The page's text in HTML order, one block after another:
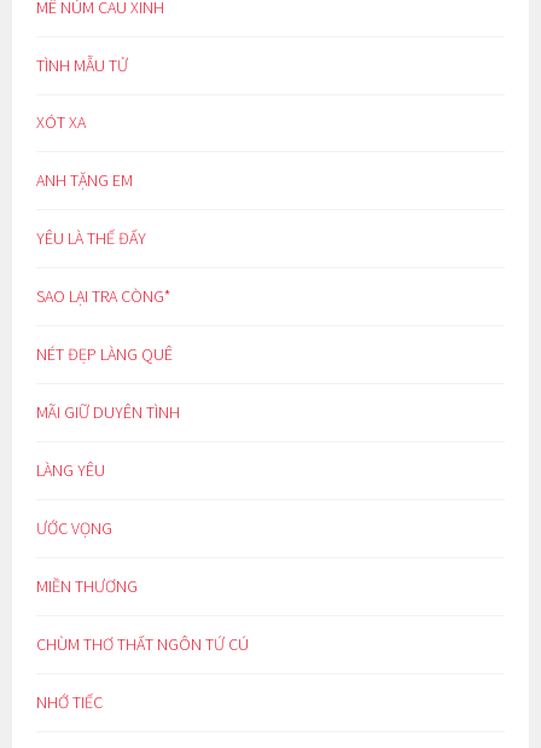
MÊ NÚM CAU XINH
TÌNH MẪU TỬ
XÓT XA
ANH TẶNG EM
YÊU LÀ THẾ ĐẤY
SAO LẠI TRA CÒNG*
NÉT ĐẸP LÀNG QUÊ
MÃI GIỮ DUYÊN TÌNH
LÀNG YÊU
ƯỚC VỌNG
MIỀN THƯƠNG
CHÙM THƠ THẤT NGÔN TỨ CÚ
NHỚ TIẾC